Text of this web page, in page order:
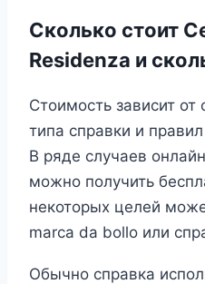
Сколько стоит
Residenza и
Стоимость зависит от
типа справки и
В ряде случаев
можно получить
некоторых целей
marca da bollo или
Обычно справка